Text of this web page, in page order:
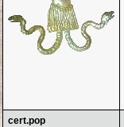
cert.pop